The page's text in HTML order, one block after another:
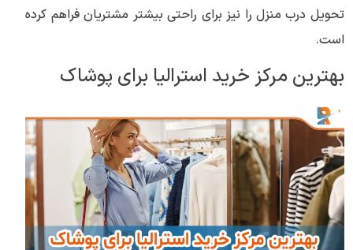
تحویل درب منزل را نیز برای راحتی بیشتر مشتریان فراهم کرده
است.
بهترین مرکز خرید استرالیا برای پوشاک